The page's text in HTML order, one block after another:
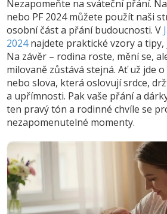
Nezapomeňte na sváteční přání.
nebo PF 2024 můžete použít naši
osobní část a přání budoucnosti. V
2024najdete praktické vzory a tipy,
Na závěr – rodina roste, mění se,
milovaně zůstává stejná. Ať už jde
nebo slova, která oslovují srdce,
a upřímnosti. Pak vaše přání a
ten pravý tón a rodinné chvíle se
nezapomenutelné momenty.